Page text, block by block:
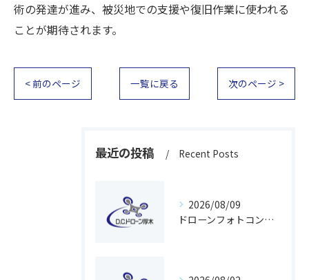
術の発達が進み、被災地での支援や復旧作業に使われる
ことが期待されます。
< 前のページ 一覧に戻る 次のページ >
最近の投稿 Recent Posts
2026/08/09
ドローンフォトコンで魅せる写真撮影のコツと参加の流れ